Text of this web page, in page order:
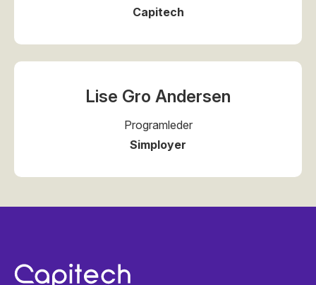
Capitech
Lise Gro Andersen
Programleder
Simployer